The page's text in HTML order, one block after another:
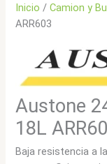
Inicio /Camion y
ARR603
Austone
18L
Baja resistencia a